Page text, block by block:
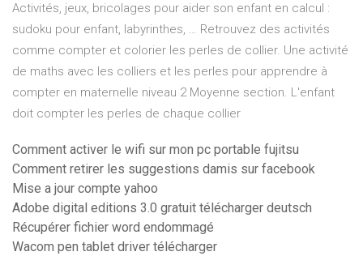
Activités, jeux, bricolages pour aider son enfant en calcul :
sudoku pour enfant, labyrinthes, … Retrouvez des activités
comme compter et colorier les perles de collier. Une activité
de maths avec les colliers et les perles pour apprendre à
compter en maternelle niveau 2 Moyenne section. L'enfant
doit compter les perles de chaque collier
Comment activer le wifi sur mon pc portable fujitsu
Comment retirer les suggestions damis sur facebook
Mise a jour compte yahoo
Adobe digital editions 3.0 gratuit télécharger deutsch
Récupérer fichier word endommagé
Wacom pen tablet driver télécharger